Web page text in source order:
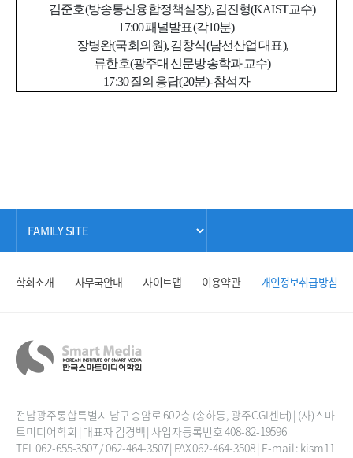
김준호(방송통신융합정책실장), 김진형(KAIST교수)
17:00 패널발표(각10분)
장병완(국회의원), 김창식(남선산업 대표),
류한호(광주대 신문방송학과 교수)
17:30 질의 응답(20분)- 참석자
학회소개 사무국안내 사이트맵 이용약관 개인정보취급방침
전남광주통합특별시 남구 송암로 60 2층 (송하동, 광주CGI센터) | (사)스마
트미디어학회 | 대표자 김경백 | 사업자등록번호 408-82-19596
TEL 062-655-3507 / 062-464-3507 | FAX 062-464-3508 | E-mail : kism11